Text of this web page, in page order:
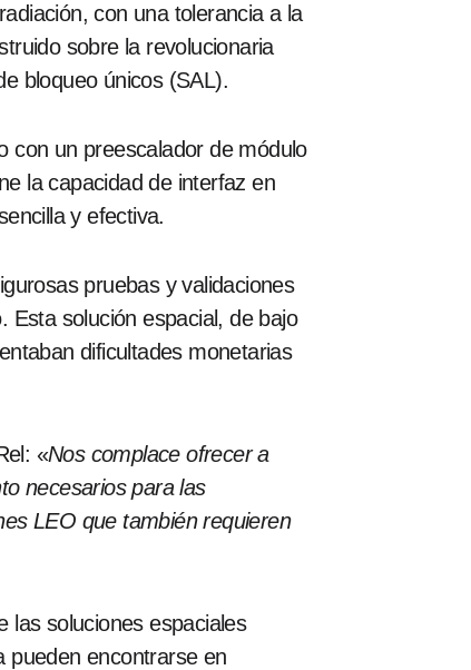
con una tolerancia a la
sobre la revolucionaria
bloqueo únicos (SAL).
con un preescalador de módulo
la capacidad de interfaz en
y efectiva.
pruebas y validaciones
Esta solución espacial, de bajo
dificultades monetarias
«Nos complace ofrecer a
necesarios para las
LEO que también requieren
las soluciones espaciales
pueden encontrarse en